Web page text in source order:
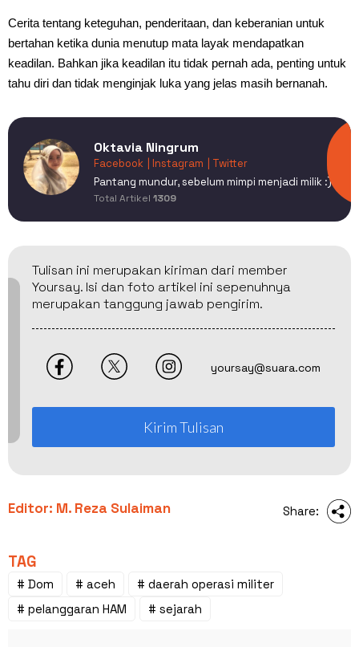
Cerita tentang keteguhan, penderitaan, dan keberanian untuk
bertahan ketika dunia menutup mata layak mendapatkan
keadilan. Bahkan jika keadilan itu tidak pernah ada, penting untuk
tahu diri dan tidak menginjak luka yang jelas masih bernanah.
Oktavia Ningrum
Facebook | Instagram
| Twitter
Pantang mundur, sebelum mimpi menjadi milik :)
Total Artikel 1309
Tulisan ini merupakan kiriman dari member
Yoursay. Isi dan foto artikel ini sepenuhnya
merupakan tanggung jawab pengirim.
yoursay@suara.com
Kirim Tulisan
Editor: M. Reza Sulaiman Share:
TAG
# Dom # aceh
# daerah operasi militer
# pelanggaran HAM
# sejarah